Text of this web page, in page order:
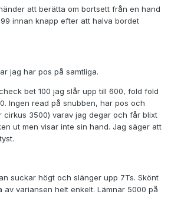
att berätta om bortsett från en hand
innan knapp efter att halva bordet
jag har pos på samtliga.
bet 100 jag slår upp till 600, fold fold
Ingen read på snubben, har pos och
cirkus 3500) varav jag degar och får blixt
ut men visar inte sin hand. Jag säger att
suckar högt och slänger upp 7Ts. Skönt
av variansen helt enkelt. Lämnar 5000 på